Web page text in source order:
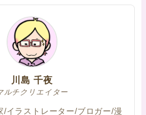
川島 千夜
ルチクリエイター
/イラストレーター/ブロガー/漫